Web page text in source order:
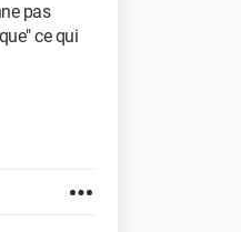
pas
ce qui